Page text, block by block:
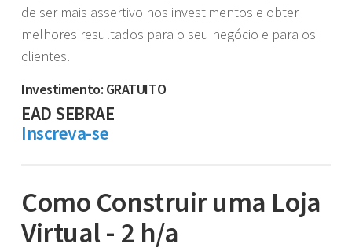
de ser mais assertivo nos investimentos e obter
melhores resultados para o seu negócio e para os
clientes.
Investimento: GRATUITO
EAD SEBRAE
Inscreva-se
Como Construir uma Loja
Virtual - 2 h/a